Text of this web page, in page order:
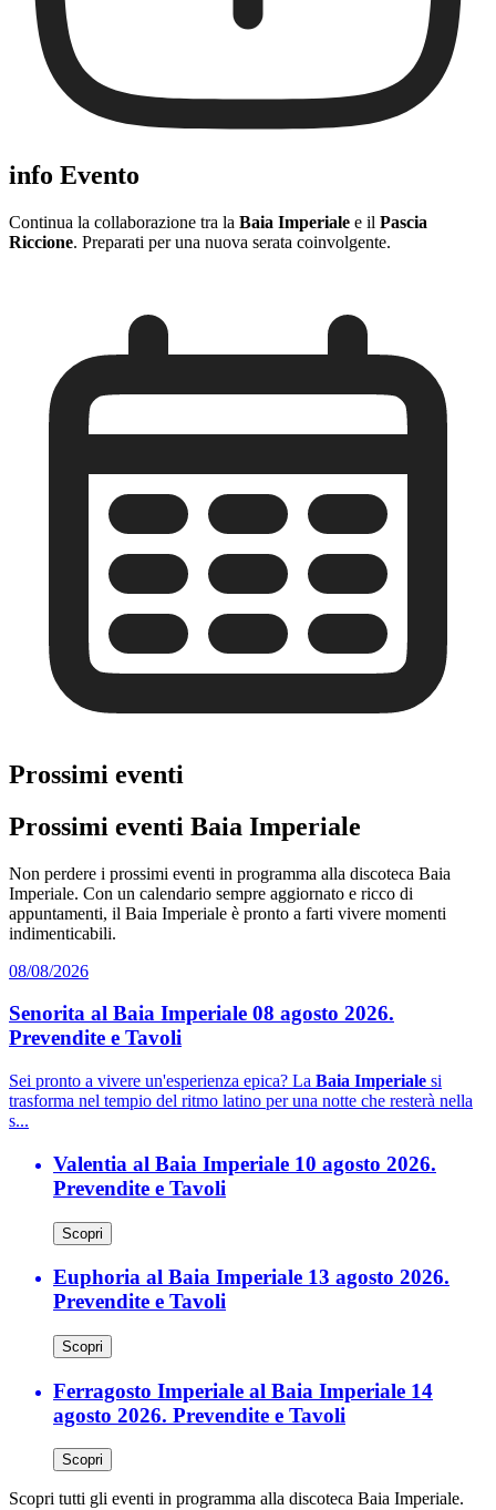
info Evento
Continua la collaborazione tra la Baia Imperiale e il Pascia
Riccione. Preparati per una nuova serata coinvolgente.
Prossimi eventi
Prossimi eventi Baia Imperiale
Non perdere i prossimi eventi in programma alla discoteca Baia
Imperiale. Con un calendario sempre aggiornato e ricco di
appuntamenti, il Baia Imperiale è pronto a farti vivere momenti
indimenticabili.
08/08/2026
Senorita al Baia Imperiale 08 agosto 2026.
Prevendite e Tavoli
Sei pronto a vivere un'esperienza epica? La Baia Imperiale si
trasforma nel tempio del ritmo latino per una notte che resterà nella
s...
Valentia al Baia Imperiale 10 agosto 2026.
Prevendite e Tavoli
Scopri
Euphoria al Baia Imperiale 13 agosto 2026.
Prevendite e Tavoli
Scopri
Ferragosto Imperiale al Baia Imperiale 14
agosto 2026. Prevendite e Tavoli
Scopri
Scopri tutti gli eventi in programma alla discoteca Baia Imperiale.